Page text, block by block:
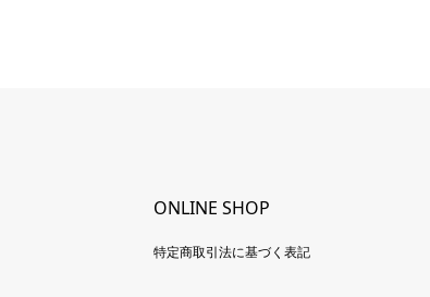
ONLINE SHOP
特定商取引法に基づく表記